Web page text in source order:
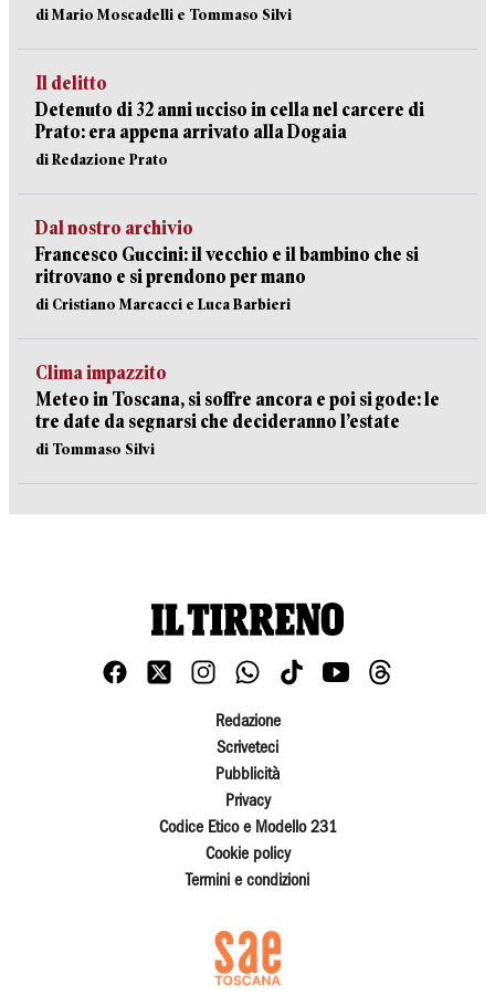
di Mario Moscadelli e Tommaso Silvi
Il delitto
Detenuto di 32 anni ucciso in cella nel carcere di
Prato: era appena arrivato alla Dogaia
di Redazione Prato
Dal nostro archivio
Francesco Guccini: il vecchio e il bambino che si
ritrovano e si prendono per mano
di Cristiano Marcacci e Luca Barbieri
Clima impazzito
Meteo in Toscana, si soffre ancora e poi si gode: le
tre date da segnarsi che decideranno l’estate
di Tommaso Silvi
Redazione
Scriveteci
Pubblicità
Privacy
Codice Etico e Modello 231
Cookie policy
Termini e condizioni